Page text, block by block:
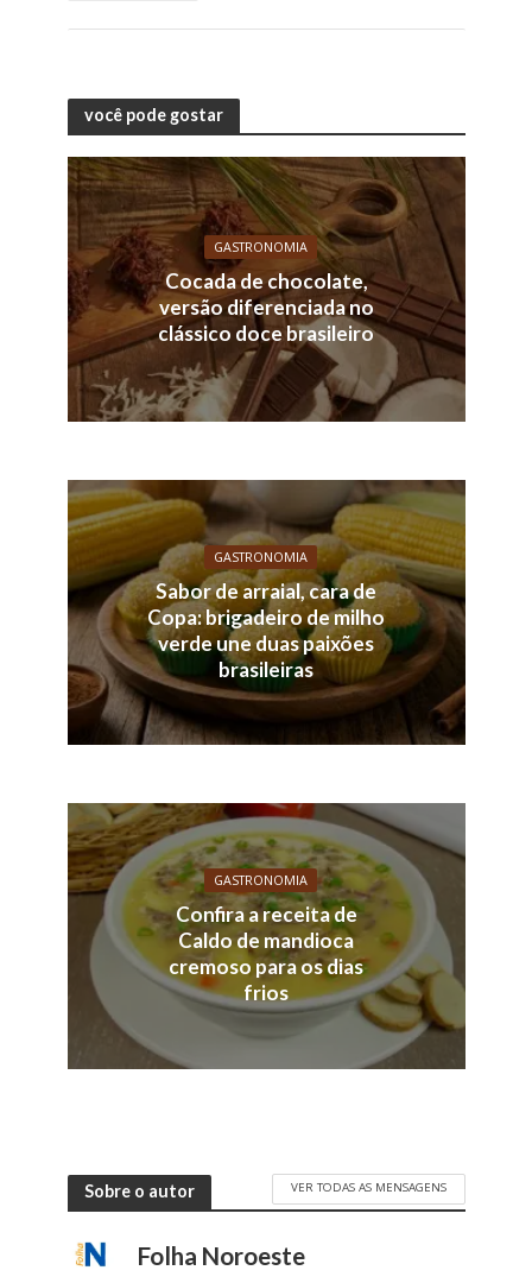
você pode gostar
GASTRONOMIA
Cocada de chocolate,
versão diferenciada no
clássico doce brasileiro
GASTRONOMIA
Sabor de arraial, cara de
Copa: brigadeiro de milho
verde une duas paixões
brasileiras
GASTRONOMIA
Confira a receita de
Caldo de mandioca
cremoso para os dias
frios
Sobre o autor VER TODAS AS MENSAGENS
Folha Noroeste